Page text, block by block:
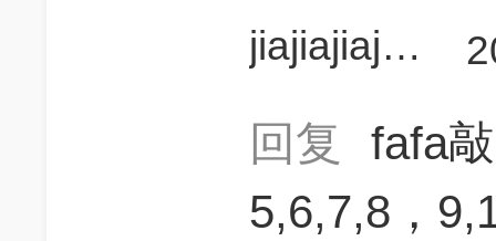
jiajiajiajiajia1
回复
fafa
5,6,7,8，